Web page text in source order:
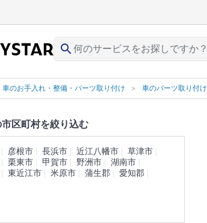
search
車のお手入れ・整備・パーツ取り付け 車のパーツ取り付け
区町村を絞り込む
彦根市 長浜市 近江八幡市
草津市
栗東市 甲賀市 野洲市
湖南市
東近江市 米原市 蒲生郡
愛知郡